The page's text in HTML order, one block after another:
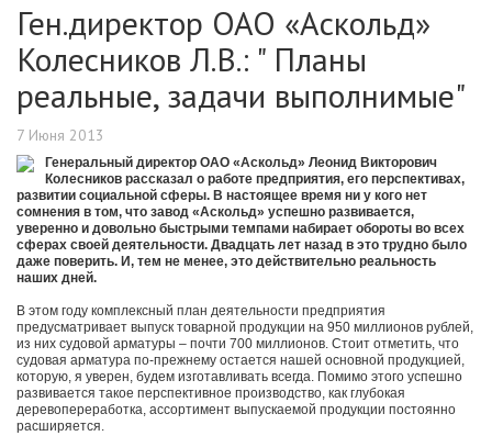
Ген.директор ОАО «Аскольд»
Колесников Л.В.: " Планы
реальные, задачи выполнимые"
7 Июня 2013
Генеральный директор ОАО «Аскольд» Леонид Викторович
Колесников рассказал о работе предприятия, его перспективах,
развитии социальной сферы. В настоящее время ни у кого нет
сомнения в том, что завод «Аскольд» успешно развивается,
уверенно и довольно быстрыми темпами набирает обороты во всех
сферах своей деятельности. Двадцать лет назад в это трудно было
даже поверить. И, тем не менее, это действительно реальность
наших дней.
В этом году комплексный план деятельности предприятия
предусматривает выпуск товарной продукции на 950 миллионов рублей,
из них судовой арматуры – почти 700 миллионов. Стоит отметить, что
судовая арматура по-прежнему остается нашей основной продукцией,
которую, я уверен, будем изготавливать всегда. Помимо этого успешно
развивается такое перспективное производство, как глубокая
деревопереработка, ассортимент выпускаемой продукции постоянно
расширяется.